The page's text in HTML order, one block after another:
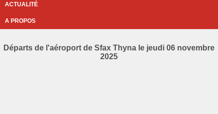
ACTUALITÉ
A PROPOS
Départs de l'aéroport de Sfax Thyna le jeudi 06 novembre
2025